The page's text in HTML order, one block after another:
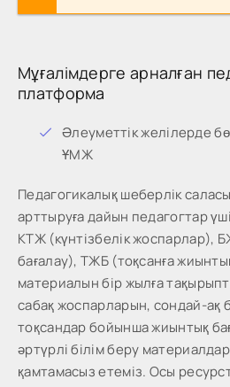
Мұғалімдерге арналған
платформа
Әлеуметтік желілерде
ҰМЖ
Педагогикалық шеберлік
арттыруға дайын педагогтар
КТЖ (күнтізбелік жоспарлар),
бағалау), ТЖБ (тоқсанға
материалын бір жылға
сабақ жоспарларын, сондай-ақ
тоқсандар бойынша жиынтық
әртүрлі білім беру
қамтамасыз етеміз. Осы